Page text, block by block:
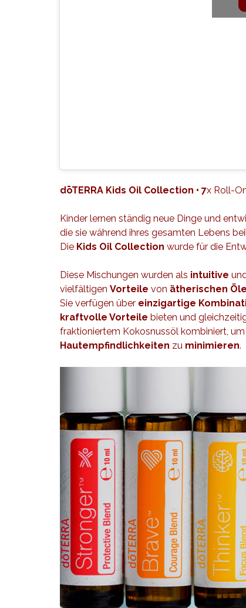
dōTERRA Kids Oil Collection • 7x Roll-
Kinder lernen ständig neue Dinge und
die sie während ihres gesamten Lebens
Die Kids Oil Collection wurde für die
Diese Mischungen wurden als intuitive
vielfältigen Vorteile von ätherischen
Sie verfügen über einzigartige
kraftvolle Vorteile bieten und
fraktioniertem Kokosnussöl kombiniert,
Hautempfindlichkeiten zu minimieren.